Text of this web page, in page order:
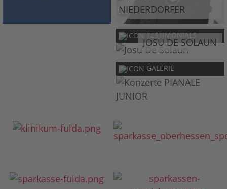
NIEDERDORFER
TESTIMONIALS
JOSU DE SOLAUN
GALERIE